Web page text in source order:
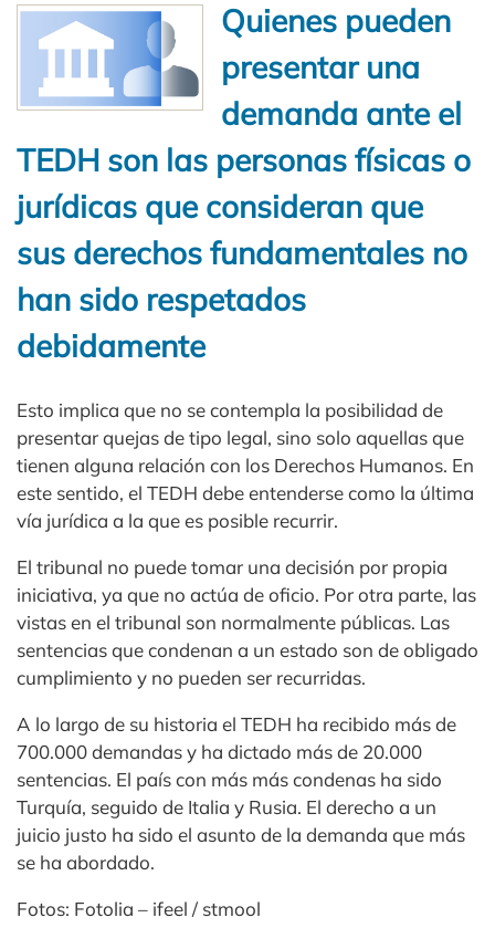
Quienes pueden
presentar una
demanda ante el
TEDH son las personas físicas o
jurídicas que consideran que
sus derechos fundamentales no
han sido respetados
debidamente
Esto implica que no se contempla la posibilidad de
presentar quejas de tipo legal, sino solo aquellas que
tienen alguna relación con los Derechos Humanos. En
este sentido, el TEDH debe entenderse como la última
vía jurídica a la que es posible recurrir.
El tribunal no puede tomar una decisión por propia
iniciativa, ya que no actúa de oficio. Por otra parte, las
vistas en el tribunal son normalmente públicas. Las
sentencias que condenan a un estado son de obligado
cumplimiento y no pueden ser recurridas.
A lo largo de su historia el TEDH ha recibido más de
700.000 demandas y ha dictado más de 20.000
sentencias. El país con más más condenas ha sido
Turquía, seguido de Italia y Rusia. El derecho a un
juicio justo ha sido el asunto de la demanda que más
se ha abordado.
Fotos: Fotolia – ifeel / stmool